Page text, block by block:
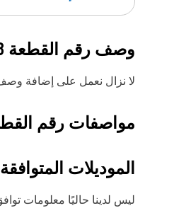
وصف رقم القطعة
لا نزال نعمل على إضافة
مواصفات رقم
الموديلات
ليس لدينا حاليًا معلومات